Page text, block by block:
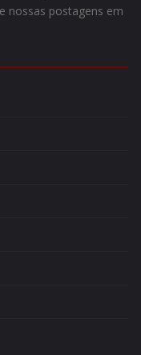
nossas postagens em